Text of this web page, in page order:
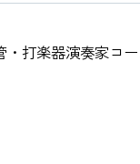
打楽器演奏家コ